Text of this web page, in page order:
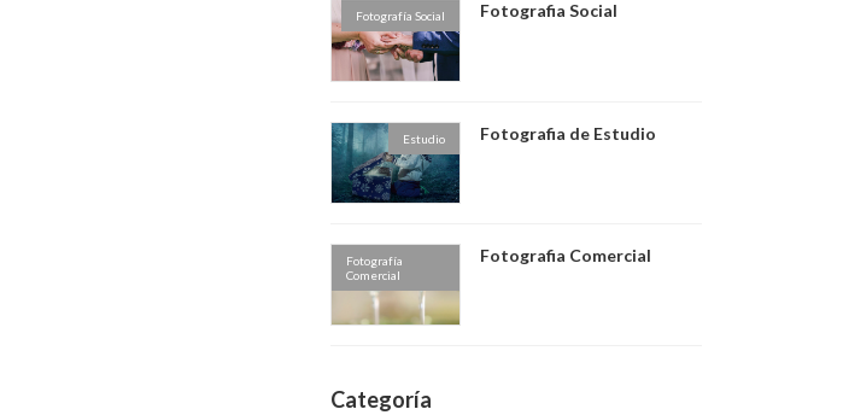
Fotografía Social Fotografia Social
Estudio Fotografia de Estudio
Fotografía
Comercial
Fotografia Comercial
Categoría